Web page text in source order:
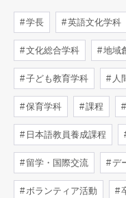
学長 英語文化学科
文化総合学科 地域
子ども教育学科 人
保育学科 課程
日本語教員養成課程
留学・国際交流 デ
ボランティア活動